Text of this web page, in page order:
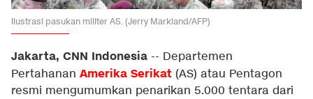
Ilustrasi pasukan militer AS. (Jerry Markland/AFP)
Jakarta, CNN Indonesia -- Departemen
Pertahanan Amerika Serikat (AS) atau Pentagon
resmi mengumumkan penarikan 5.000 tentara dari